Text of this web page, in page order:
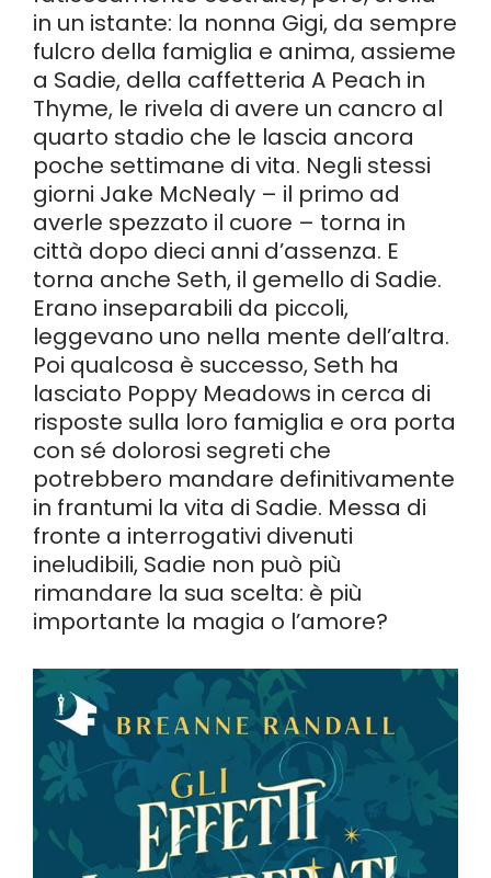
in un istante: la nonna Gigi, da sempre
fulcro della famiglia e anima, assieme
a Sadie, della caffetteria A Peach in
Thyme, le rivela di avere un cancro al
quarto stadio che le lascia ancora
poche settimane di vita. Negli stessi
giorni Jake McNealy – il primo ad
averle spezzato il cuore – torna in
città dopo dieci anni d’assenza. E
torna anche Seth, il gemello di Sadie.
Erano inseparabili da piccoli,
leggevano uno nella mente dell’altra.
Poi qualcosa è successo, Seth ha
lasciato Poppy Meadows in cerca di
risposte sulla loro famiglia e ora porta
con sé dolorosi segreti che
potrebbero mandare definitivamente
in frantumi la vita di Sadie. Messa di
fronte a interrogativi divenuti
ineludibili, Sadie non può più
rimandare la sua scelta: è più
importante la magia o l’amore?